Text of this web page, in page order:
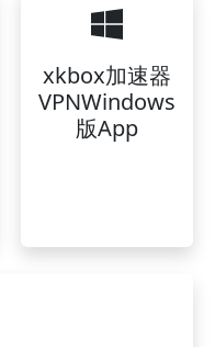
xkbox加速器
VPNWindows
版App